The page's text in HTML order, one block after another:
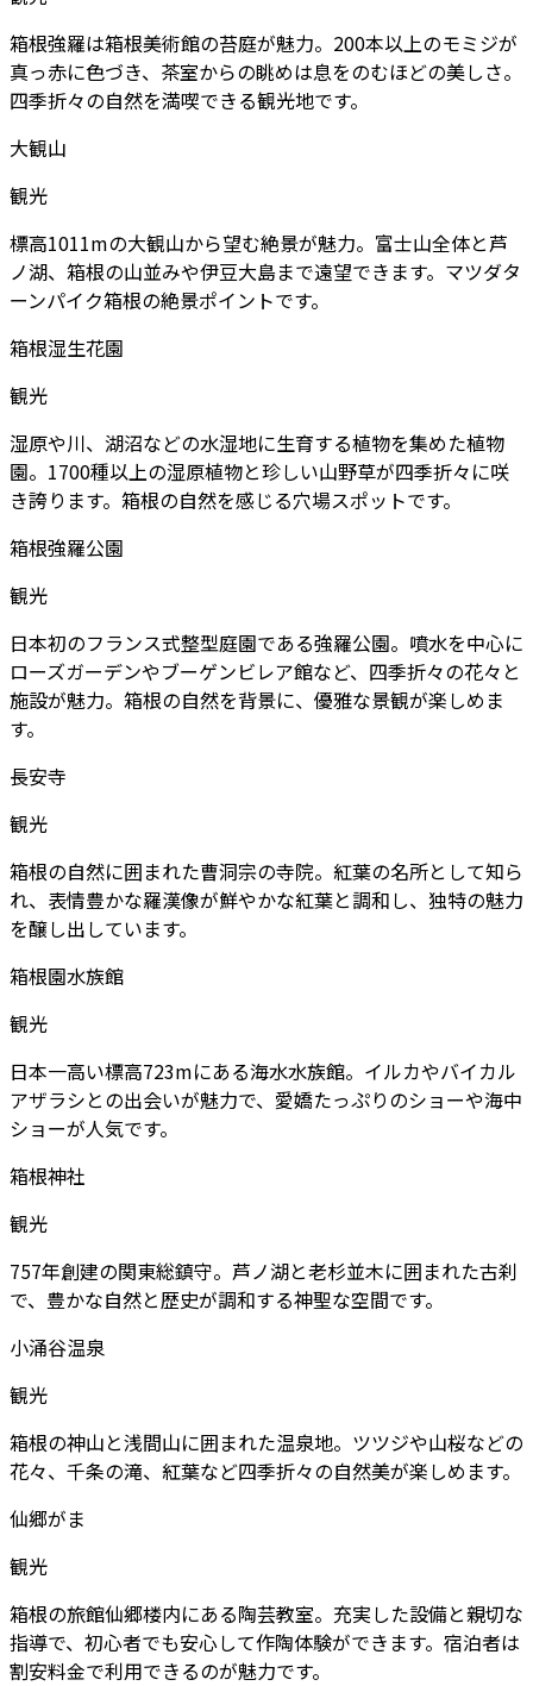
箱根強羅は箱根美術館の苔庭が魅力。200本以上のモミジが
真っ赤に色づき、茶室からの眺めは息をのむほどの美しさ。
四季折々の自然を満喫できる観光地です。
大観山
観光
標高1011mの大観山から望む絶景が魅力。富士山全体と芦
ノ湖、箱根の山並みや伊豆大島まで遠望できます。マツダタ
ーンパイク箱根の絶景ポイントです。
箱根湿生花園
観光
湿原や川、湖沼などの水湿地に生育する植物を集めた植物
園。1700種以上の湿原植物と珍しい山野草が四季折々に咲
き誇ります。箱根の自然を感じる穴場スポットです。
箱根強羅公園
観光
日本初のフランス式整型庭園である強羅公園。噴水を中心に
ローズガーデンやブーゲンビレア館など、四季折々の花々と
施設が魅力。箱根の自然を背景に、優雅な景観が楽しめま
す。
長安寺
観光
箱根の自然に囲まれた曹洞宗の寺院。紅葉の名所として知ら
れ、表情豊かな羅漢像が鮮やかな紅葉と調和し、独特の魅力
を醸し出しています。
箱根園水族館
観光
日本一高い標高723mにある海水水族館。イルカやバイカル
アザラシとの出会いが魅力で、愛嬌たっぷりのショーや海中
ショーが人気です。
箱根神社
観光
757年創建の関東総鎮守。芦ノ湖と老杉並木に囲まれた古刹
で、豊かな自然と歴史が調和する神聖な空間です。
小涌谷温泉
観光
箱根の神山と浅間山に囲まれた温泉地。ツツジや山桜などの
花々、千条の滝、紅葉など四季折々の自然美が楽しめます。
仙郷がま
観光
箱根の旅館仙郷楼内にある陶芸教室。充実した設備と親切な
指導で、初心者でも安心して作陶体験ができます。宿泊者は
割安料金で利用できるのが魅力です。